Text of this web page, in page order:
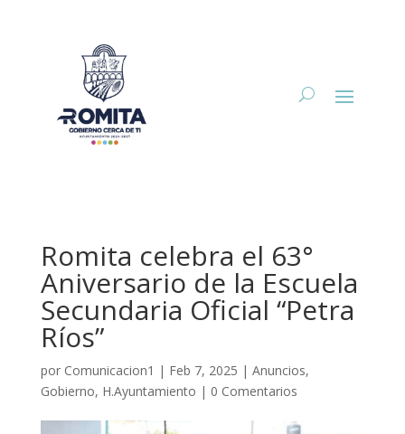
Romita celebra el 63°
Aniversario de la Escuela
Secundaria Oficial “Petra
Ríos”
por Comunicacion1 | Feb 7, 2025 | Anuncios,
Gobierno, H.Ayuntamiento | 0 Comentarios